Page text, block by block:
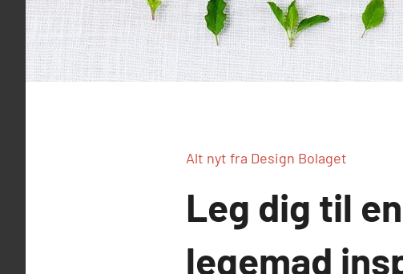
Alt nyt fra Design Bolaget
Leg dig til
legemad